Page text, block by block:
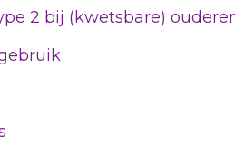
2 bij (kwetsbare)